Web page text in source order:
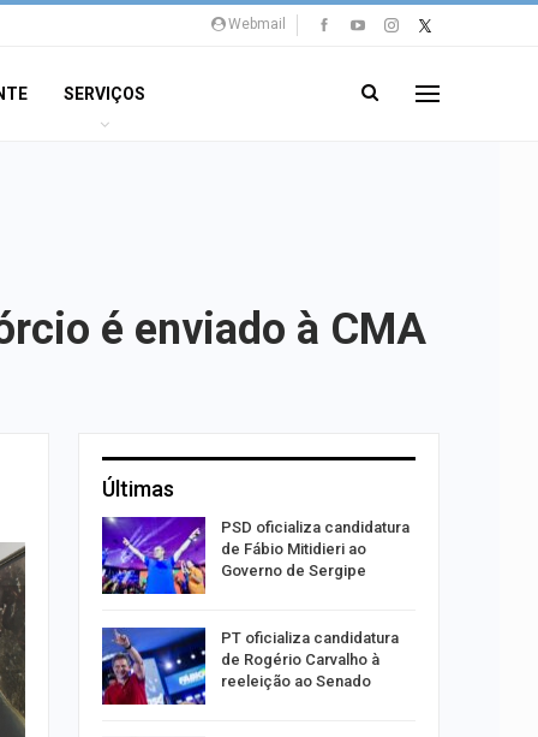
Webmail
SERVIÇOS
é enviado à CMA
Últimas
para
PSD oficializa candidatura
de Fábio Mitidieri ao
Governo de Sergipe
PT oficializa candidatura
de Rogério Carvalho à
reeleição ao Senado